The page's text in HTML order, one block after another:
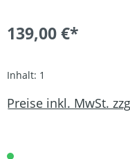
139,00 €*
Inhalt: 1
Preise inkl. MwSt.